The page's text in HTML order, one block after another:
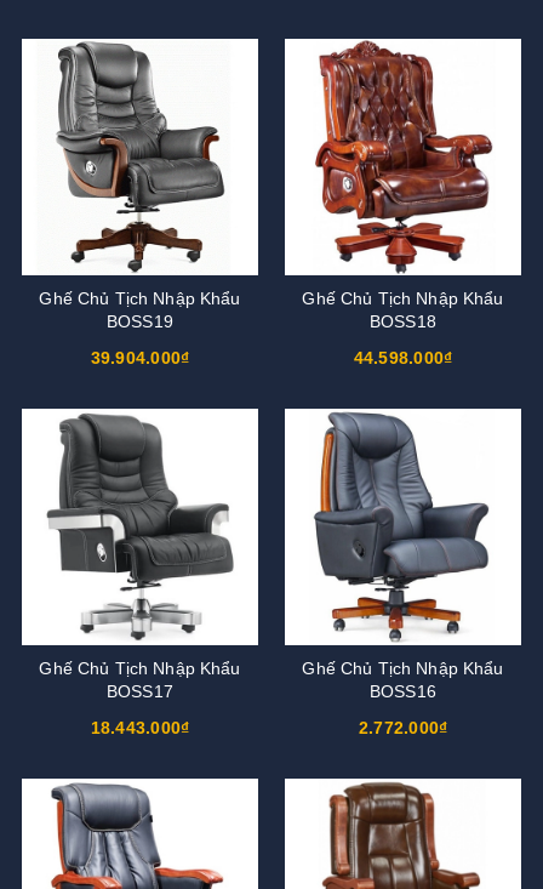
Ghế Chủ Tịch Nhập Khẩu
BOSS19
39.904.000₫
Ghế Chủ Tịch Nhập Khẩu
BOSS18
44.598.000₫
Ghế Chủ Tịch Nhập Khẩu
BOSS17
18.443.000₫
Ghế Chủ Tịch Nhập Khẩu
BOSS16
2.772.000₫